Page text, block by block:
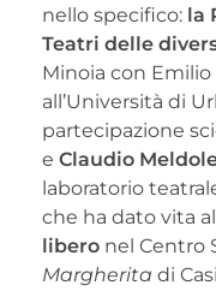
nello specifico: la
Teatri delle
Minoia con
all’Università di
partecipazione
e Claudio
laboratorio
che ha dato vita
libero nel Centro
Margherita di